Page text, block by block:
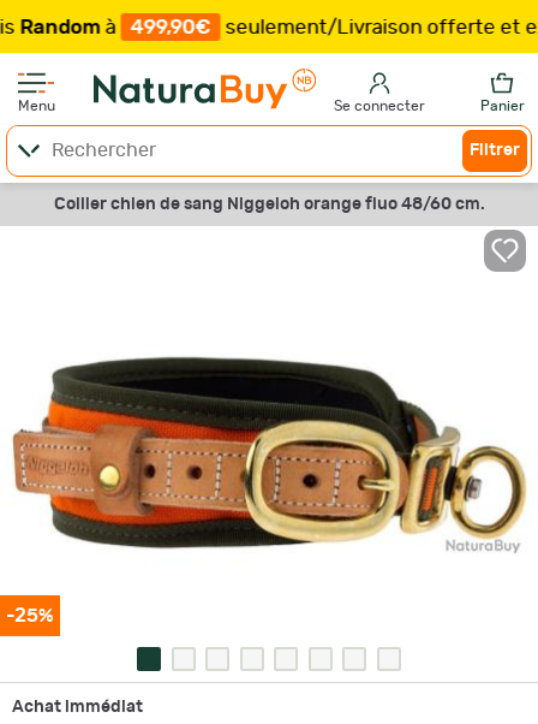
à 499,90€ seulement/Livraison offerte et
Menu Se connecter Panier
Filtrer
Collier chien de sang Niggeloh orange fluo 48/60 cm.
-25%
Achat immédiat